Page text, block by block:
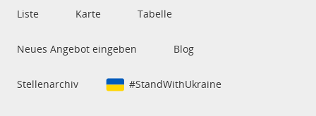
Liste Karte Tabelle
Neues Angebot eingeben Blog
Stellenarchiv #StandWithUkraine